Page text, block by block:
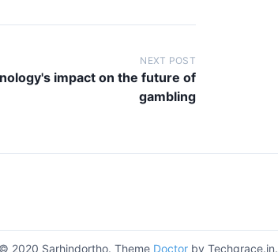
NEXT POST
impact on the future of
gambling
2020 Sarhindortho. Theme Doctorby Techgrace.in.